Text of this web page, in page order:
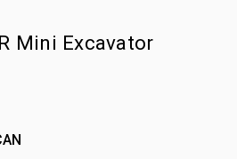
Mini Excavator